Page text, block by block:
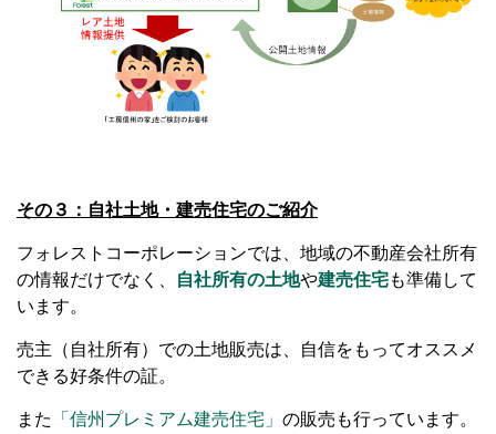
その３：自社土地・建売住宅のご紹介
フォレストコーポレーションでは、地域の不動産会社所有
の情報だけでなく、
自社所有の土地や建売住宅も準備して
います。
売主（自社所有）での土地販売は、自信をもってオススメ
できる好条件の証。
また 「信州プレミアム建売住宅」 の販売も行っています。